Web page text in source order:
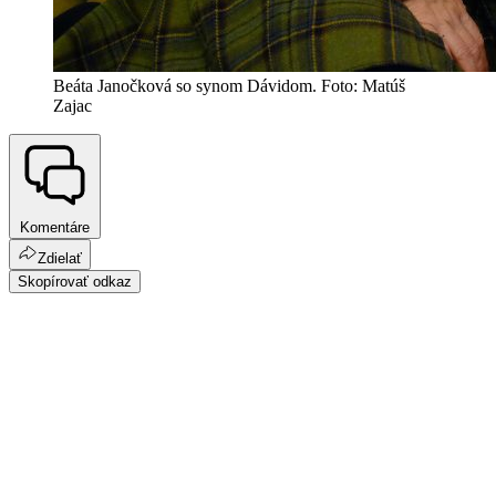
Beáta Janočková so synom Dávidom. Foto: Matúš
Zajac
Komentáre
Zdielať
Skopírovať odkaz